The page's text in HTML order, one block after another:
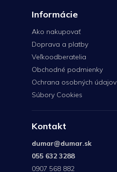
Informácie
Ako nakupovať
Doprava a platby
Veľkoodberatelia
Obchodné podmienky
Ochrana osobných údajov
Súbory Cookies
Kontakt
dumar@dumar.sk
055 632 3288
0907 568 882